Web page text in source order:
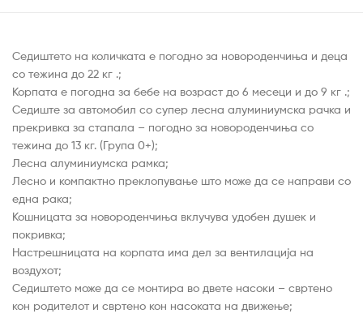
Седиштето на количката е погодно за новороденчиња и деца
со тежина до 22 кг .;
Корпата е погодна за бебе на возраст до 6 месеци и до 9 кг .;
Седиште за автомобил со супер лесна алуминиумска рачка и
прекривка за стапала – погодно за новороденчиња со
тежина до 13 кг. (Група 0+);
Лесна алуминиумска рамка;
Лесно и компактно преклопување што може да се направи со
една рака;
Кошницата за новороденчиња вклучува удобен душек и
покривка;
Настрешницата на корпата има дел за вентилација на
воздухот;
Седиштето може да се монтира во двете насоки – свртено
кон родителот и свртено кон насоката на движење;